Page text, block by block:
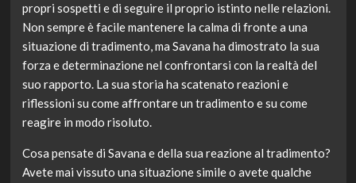
propri sospetti e di seguire il proprio istinto nelle relazioni.
Non sempre è facile mantenere la calma di fronte a una
situazione di tradimento, ma Savana ha dimostrato la sua
forza e determinazione nel confrontarsi con la realtà del
suo rapporto. La sua storia ha scatenato reazioni e
riflessioni su come affrontare un tradimento e su come
reagire in modo risoluto.
Cosa pensate di Savana e della sua reazione al tradimento?
Avete mai vissuto una situazione simile o avete qualche